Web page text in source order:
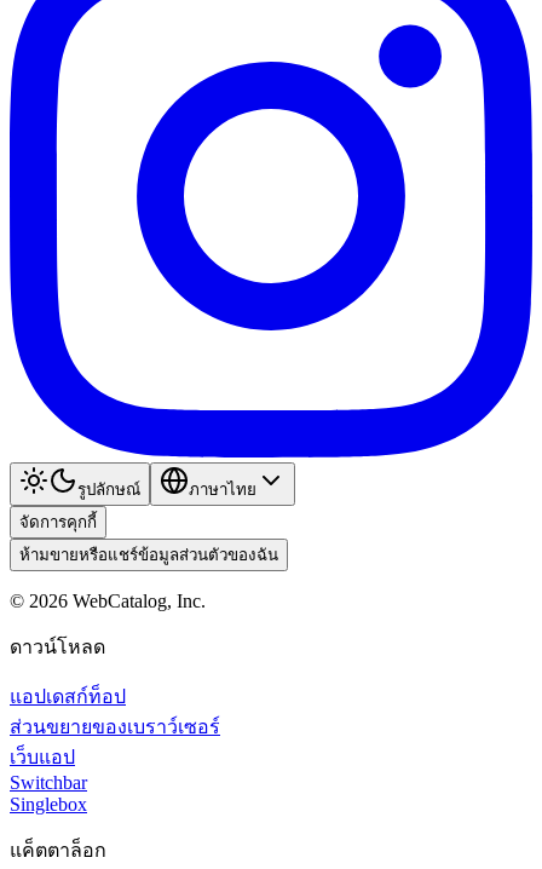
รูปลักษณ์
ภาษาไทย
จัดการคุกกี้
ห้ามขายหรือแชร์ข้อมูลส่วนตัวของฉัน
© 2026 WebCatalog, Inc.
ดาวน์โหลด
แอปเดสก์ท็อป
ส่วนขยายของเบราว์เซอร์
เว็บแอป
Switchbar
Singlebox
แค็ตตาล็อก